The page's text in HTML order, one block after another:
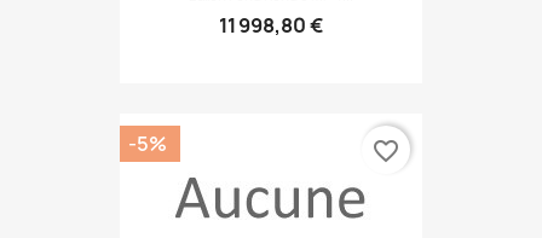
11 998,80 €
-5% favorite_border